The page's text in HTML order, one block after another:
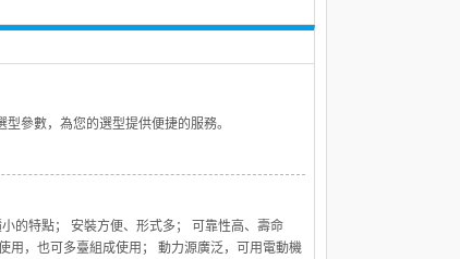
參數，為您的選型提供便捷的服務。
的特點； 安裝方便、形式多； 可靠性高、壽命
用，也可多臺組成使用； 動力源廣泛，可用電動機